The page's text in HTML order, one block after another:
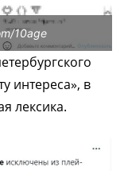
10age
интереса», в
лексика.